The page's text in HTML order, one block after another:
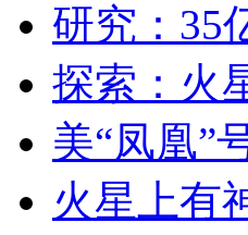
研究：35
探索：火
美“凤凰”
火星上有